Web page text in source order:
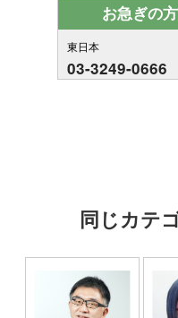
お急ぎの
東日本
03-3249-0666
同じカテ